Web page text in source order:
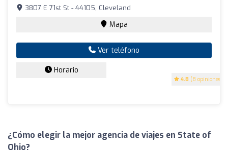
4.8 (8 opiniones)
3807 E 71st St - 44105, Cleveland
Mapa
Ver teléfono
Horario
¿Cómo elegir la mejor agencia de viajes en State of
Ohio?